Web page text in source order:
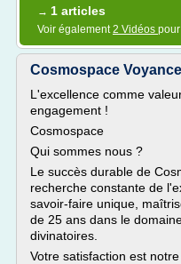
→ 1 articles
Voir également2 Vidéos
Cosmospace
L'excellence comme
engagement !
Cosmospace
Qui sommes nous ?
Le succès durable de
recherche constante de
savoir-faire unique,
de 25 ans dans le
divinatoires.
Votre satisfaction est